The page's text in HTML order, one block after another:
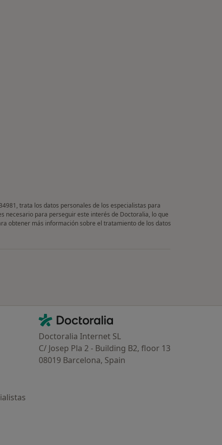
trata los datos personales de los especialistas para
necesario para perseguir este interés de Doctoralia, lo que
obtener más información sobre el tratamiento de los datos
Contacto
Doctoralia - Página de inicio
Doctoralia Internet SL
C/ Josep Pla 2 - Building B2, floor 13
08019 Barcelona, Spain